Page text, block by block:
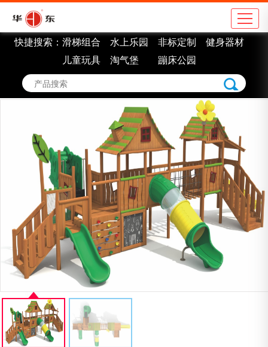
公司简介
组织架构
车间展示
企业认证
企业荣誉
快捷搜索： 滑梯组合 水上乐园 非标定制
健身器材
儿童玩具
淘气堡 蹦床公园